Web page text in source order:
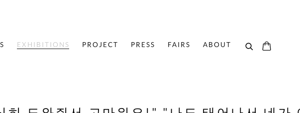
EXHIBITIONS PROJECT PRESS FAIRS ABOUT